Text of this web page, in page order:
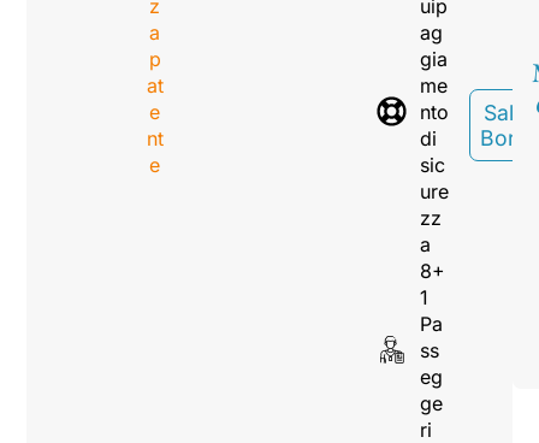
z
a
p
at
e
nt
e
uip
ag
gia
me
nto
di
sic
ure
zz
a
8+
1
Pa
ss
eg
ge
ri
Sali A